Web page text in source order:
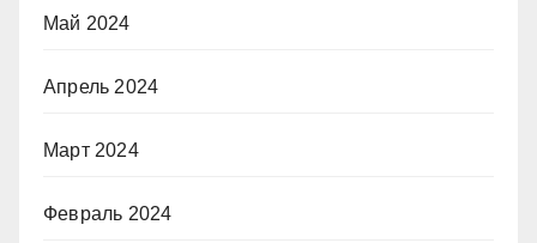
Май 2024
Апрель 2024
Март 2024
Февраль 2024